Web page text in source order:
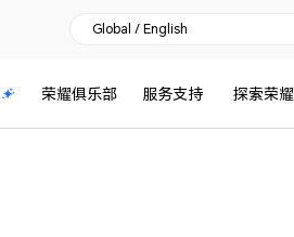
Global / English
荣耀俱乐部 服务支持 探索荣耀